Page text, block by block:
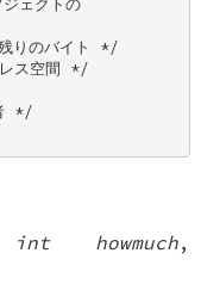
クトの
のバイト */
ス空間 */
*/
int howmuch,